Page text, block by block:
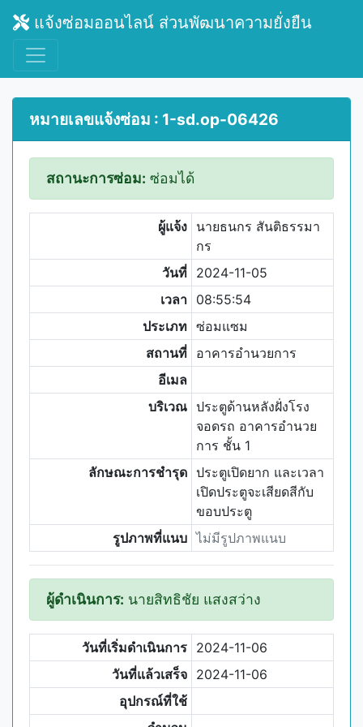
แจ้งซ่อมออนไลน์ ส่วนพัฒนาความยั่งยืน
หมายเลขแจ้งซ่อม : 1-sd.op-06426
สถานะการซ่อม: ซ่อมได้
ผู้แจ้ง นายธนกร สันติธรรมา
กร
วันที่ 2024-11-05
เวลา 08:55:54
ประเภท ซ่อมแซม
สถานที่ อาคารอำนวยการ
อีเมล
บริเวณ ประตูด้านหลังฝั่งโรง
จอดรถ อาคารอำนวย
การ ชั้น 1
ลักษณะการชำรุด ประตูเปิดยาก และเวลา
เปิดประตูจะเสียดสีกับ
ขอบประตู
รูปภาพที่แนบ ไม่มีรูปภาพแนบ
ผู้ดำเนินการ: นายสิทธิชัย แสงสว่าง
วันที่เริ่มดำเนินการ 2024-11-06
วันที่แล้วเสร็จ 2024-11-06
อุปกรณ์ที่ใช้